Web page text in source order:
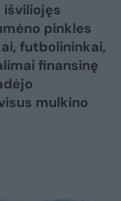
išviliojęs
pinkles
futbolininkai,
finansinę
mulkino